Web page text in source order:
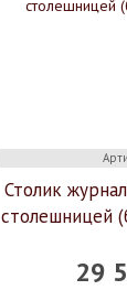
Столик
столешницей
29